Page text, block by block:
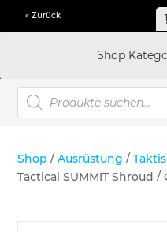
« Zurück
Shop
Products
search
Shop /Ausrüstung /
Tactical SUMMIT Shroud /